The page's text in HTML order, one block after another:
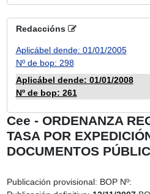
Redaccións
Aplicábel dende: 01/01/2005
Nº de bop: 298
Aplicábel dende: 01/01/2008
Nº de bop: 261
Cee - ORDENANZA
TASA POR
DOCUMENTOS
Publicación provisional: BOP Nº: